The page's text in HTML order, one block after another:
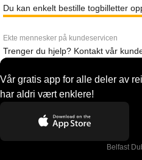
Du kan enkelt bestille togbilletter
Ekte mennesker på kundeservicen
Trenger du hjelp? Kontakt vår
Vår gratis app for alle deler av
har aldri vært enklere!
Belfast